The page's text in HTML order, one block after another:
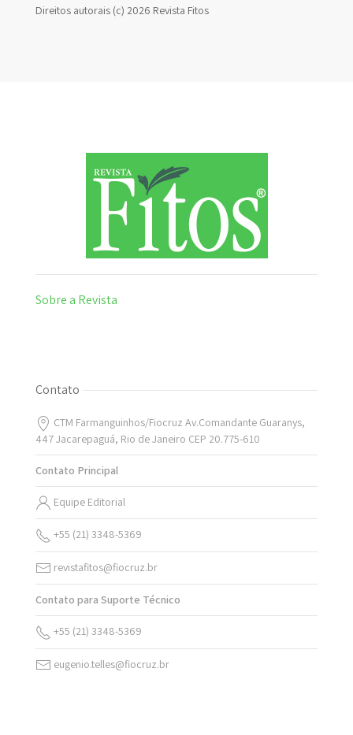
Direitos autorais (c) 2026 Revista Fitos
Sobre a Revista
Contato
CTM Farmanguinhos/Fiocruz Av.Comandante Guaranys,
447 Jacarepaguá, Rio de Janeiro CEP 20.775-610
Contato Principal
Equipe Editorial
+55 (21) 3348-5369
revistafitos@fiocruz.br
Contato para Suporte Técnico
+55 (21) 3348-5369
eugenio.telles@fiocruz.br